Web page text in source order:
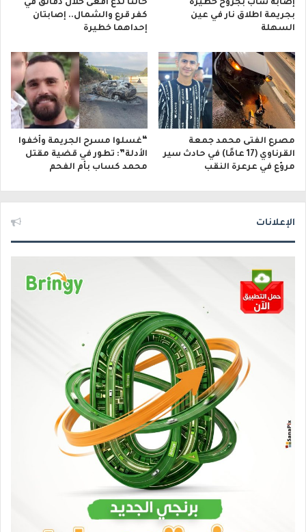
إصابة شاب بجروح خطيرة
بجريمة اطلاق نار في عين
السهلة
حالتا لدغ أفعى خلال دقائق في
كفر قرع والشمال.. إصابتان
إحداهما خطيرة
مصرع الفتى محمد جمعة
القرناوي (17 عامًا) في حادث سير
مروّع في عرعرة النقب
“غسلوا مسرح الجريمة وأخفوا
الأدلة”: تطور في قضية مقتل
محمد كساب بأم الفحم
الإعلانات